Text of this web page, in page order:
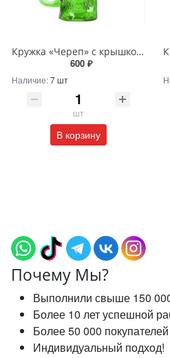
Кружка «Череп» с крышкой и трубочкой
600 ₽
Наличие:7 шт
шт
В корзину
Почему Мы?
Выполнили свыше 150
Более 10 лет успешной
Более 50 000 покупателей
Индивидуальный подход!